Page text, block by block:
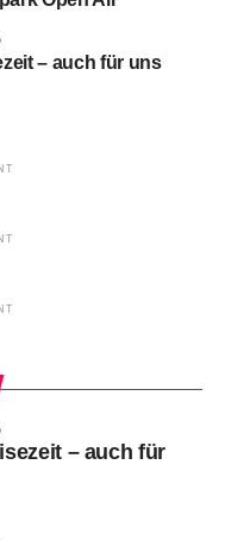
– auch für uns
– auch für